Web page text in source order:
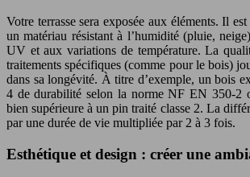
Votre terrasse sera exposée aux éléments. Il
un matériau résistant à l’humidité (pluie,
UV et aux variations de température. La
traitements spécifiques (comme pour le bois)
dans sa longévité. À titre d’exemple, un bois
4 de durabilité selon la norme NF EN 350-2
bien supérieure à un pin traité classe 2. La
par une durée de vie multipliée par 2 à 3 fois.
Esthétique et design : créer une